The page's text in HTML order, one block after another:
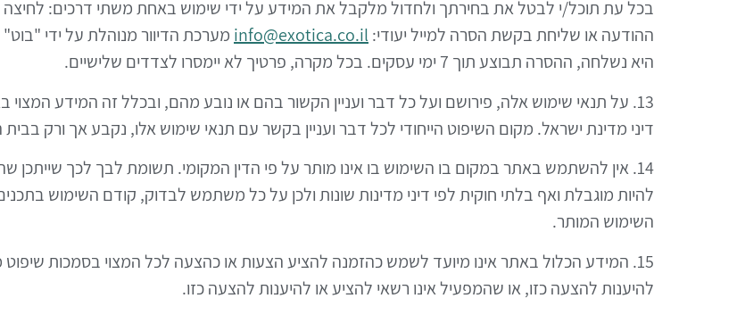
בכל עת תוכל/י לבטל את בחירתך ולחדול מלקבל את המידע על ידי שימוש באחת משתי דרכים:
ההודעה או שליחת בקשת הסרה למייל יעודי: info@exotica.co.il מערכת הדיוור מנוהלת על ידי
היא נשלחה, ההסרה תבוצע תוך 7 ימי עסקים. בכל מקרה, פרטיך לא יימסרו לצדדים שלישיים.
13. על תנאי שימוש אלה, פירושם ועל כל דבר ועניין הקשור בהם או נובע מהם, ובכלל זה המידע
דיני מדינת ישראל. מקום השיפוט הייחודי לכל דבר ועניין בקשר עם תנאי שימוש אלו, נקבע אך ורק
14. אין להשתמש באתר במקום בו השימוש בו אינו מותר על פי הדין המקומי. תשומת לבך לכך
להיות מוגבלת ואף בלתי חוקית לפי דיני מדינות שונות ולכן על כל משתמש לבדוק, קודם השימוש
השימוש המותר.
15. המידע הכלול באתר אינו מיועד לשמש כהזמנה להציע הצעות או כהצעה לכל המצוי בסמכות
להיענות להצעה כזו, או שהמפעיל אינו רשאי להציע או להיענות להצעה כזו.